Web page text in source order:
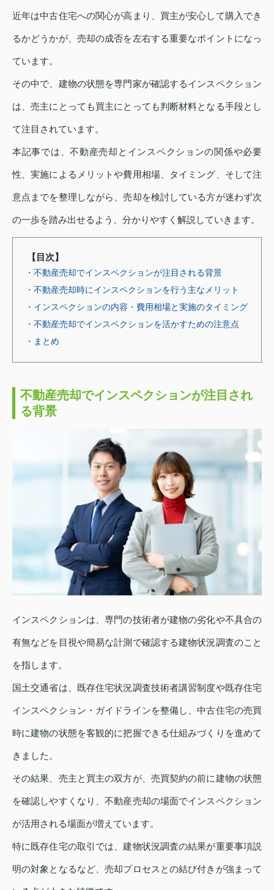
近年は中古住宅への関心が高まり、買主が安心して購入でき
るかどうかが、売却の成否を左右する重要なポイントになっ
ています。
その中で、建物の状態を専門家が確認するインスペクション
は、売主にとっても買主にとっても判断材料となる手段とし
て注目されています。
本記事では、不動産売却とインスペクションの関係や必要
性、実施によるメリットや費用相場、タイミング、そして注
意点までを整理しながら、売却を検討している方が迷わず次
の一歩を踏み出せるよう、分かりやすく解説していきます。
【目次】
・不動産売却でインスペクションが注目される背景
・不動産売却時にインスペクションを行う主なメリット
・インスペクションの内容・費用相場と実施のタイミング
・不動産売却でインスペクションを活かすための注意点
・まとめ
不動産売却でインスペクションが注目され
る背景
インスペクションは、専門の技術者が建物の劣化や不具合の
有無などを目視や簡易な計測で確認する建物状況調査のこと
を指します。
国土交通省は、既存住宅状況調査技術者講習制度や既存住宅
インスペクション・ガイドラインを整備し、中古住宅の売買
時に建物の状態を客観的に把握できる仕組みづくりを進めて
きました。
その結果、売主と買主の双方が、売買契約の前に建物の状態
を確認しやすくなり、不動産売却の場面でインスペクション
が活用される場面が増えています。
特に既存住宅の取引では、建物状況調査の結果が重要事項説
明の対象となるなど、売却プロセスとの結び付きが強まって